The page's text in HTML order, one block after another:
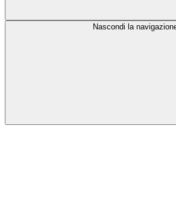
Nascondi la